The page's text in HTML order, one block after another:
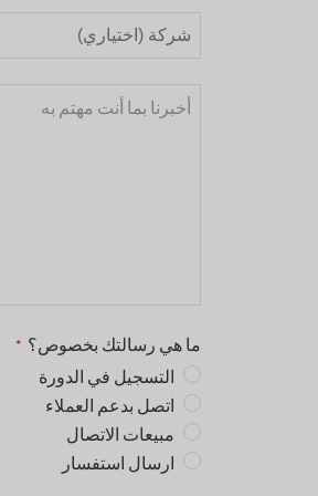
ما هي رسالتك بخصوص؟ *
التسجيل في الدورة
اتصل بدعم العملاء
مبيعات الاتصال
ارسال استفسار